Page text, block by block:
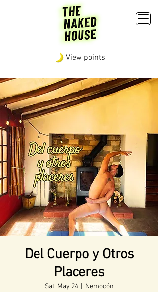
View points
Del Cuerpo y Otros
Placeres
Sat, May 24
  |
Nemocón